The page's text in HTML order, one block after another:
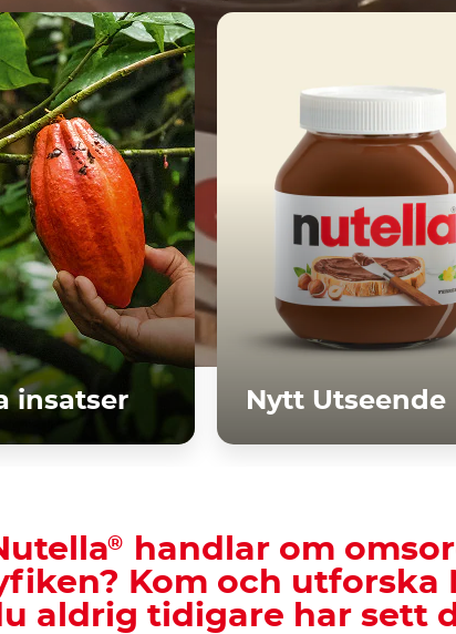
insatser Nytt Utseende
®
handlar om
Kom och utforska
aldrig tidigare har sett